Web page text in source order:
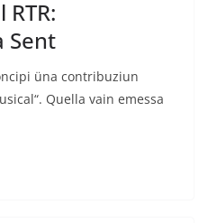
Sent
üna contribuziun
Quella vain emessa